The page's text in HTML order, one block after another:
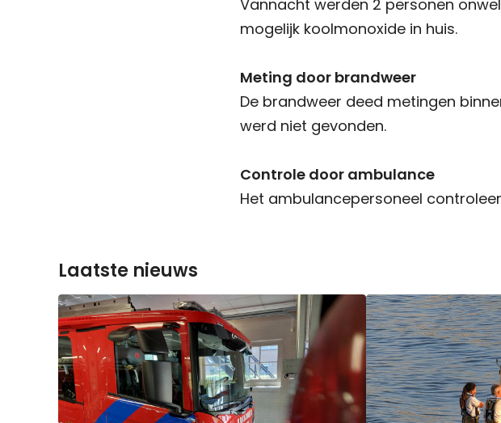
Vannacht werden 2 personen
mogelijk koolmonoxide in huis.
Meting door brandweer
De brandweer deed metingen
werd niet gevonden.
Controle door ambulance
Het ambulancepersoneel